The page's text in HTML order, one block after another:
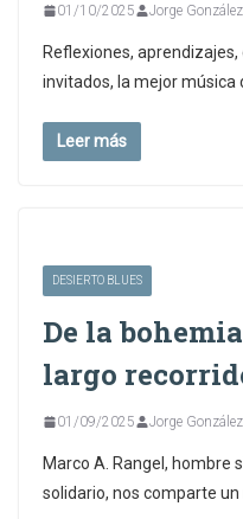
01/10/2025 Jorge
Reflexiones,
invitados, la mejor música
Leer más
DESIERTO BLUES
De la
largo
01/09/2025 Jorge
Marco A. Rangel, hombre
solidario, nos comparte un